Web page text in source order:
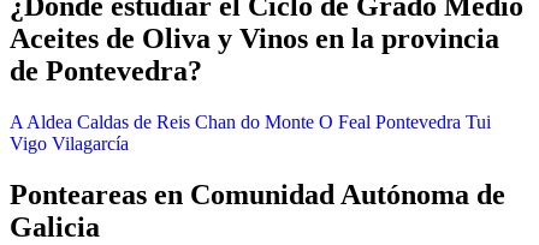
¿Dónde estudiar el Ciclo de Grado Medio
Aceites de Oliva y Vinos en la provincia
de Pontevedra?
A Aldea Caldas de Reis Chan do Monte O Feal Pontevedra Tui
Vigo Vilagarcía
Ponteareas en Comunidad Autónoma de
Galicia